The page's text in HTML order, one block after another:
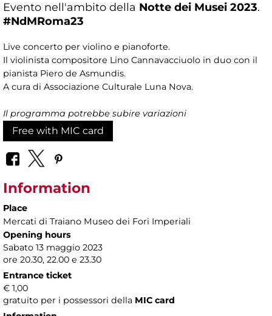
Evento nell'ambito della Notte dei Musei 2023.
#NdMRoma23
Live concerto per violino e pianoforte.
Il violinista compositore Lino Cannavacciuolo in duo con il
pianista Piero de Asmundis.
A cura di Associazione Culturale Luna Nova.
Il programma potrebbe subire variazioni
Free with MIC card
Information
Place
Mercati di Traiano Museo dei Fori Imperiali
Opening hours
Sabato 13 maggio 2023
ore 20.30, 22.00 e 23.30
Entrance ticket
€ 1,00
gratuito per i possessori della MIC card